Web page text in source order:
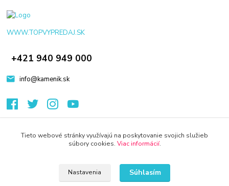
WWW.TOPVYPREDAJ.SK
+421 940 949 000
info@kamenik.sk
Eshop-rychlo.sk
Tieto webové stránky využívajú na poskytovanie svojich služieb
súbory cookies. Viac informácií.
Nastavenia Súhlasím